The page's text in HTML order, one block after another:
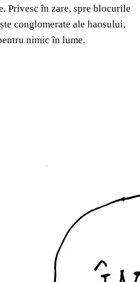
Privesc în zare, spre blocurile
conglomerate ale haosului,
nimic în lume.